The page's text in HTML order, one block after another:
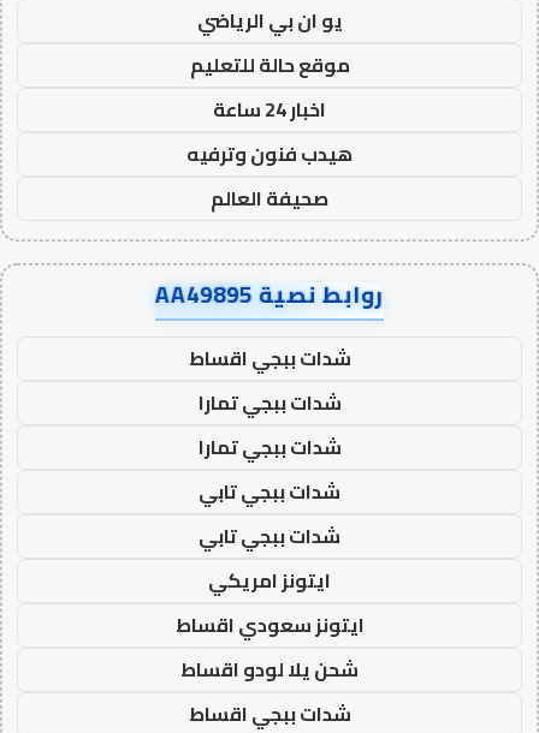
يو ان بي الرياضي
موقع حالة للتعليم
اخبار 24 ساعة
هيدب فنون وترفيه
صحيفة العالم
روابط نصية AA49895
شدات ببجي اقساط
شدات ببجي تمارا
شدات ببجي تمارا
شدات ببجي تابي
شدات ببجي تابي
ايتونز امريكي
ايتونز سعودي اقساط
شحن يلا لودو اقساط
شدات ببجي اقساط